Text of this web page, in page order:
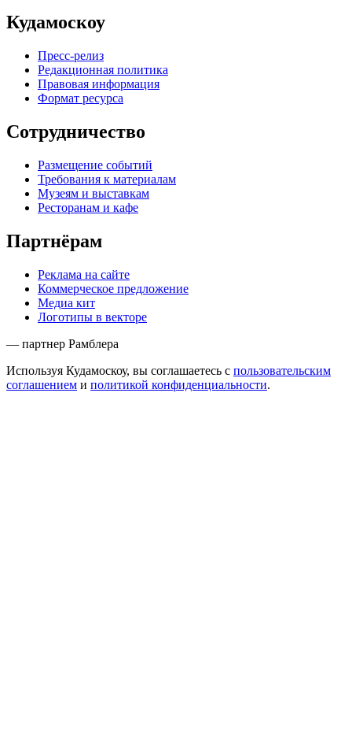
Кудамоскоу
Пресс-релиз
Редакционная политика
Правовая информация
Формат ресурса
Сотрудничество
Размещение событий
Требования к материалам
Музеям и выставкам
Ресторанам и кафе
Партнёрам
Реклама на сайте
Коммерческое предложение
Медиа кит
Логотипы в векторе
— партнер Рамблера
Используя Кудамоскоу, вы соглашаетесь с пользовательским
соглашением и политикой конфиденциальности.